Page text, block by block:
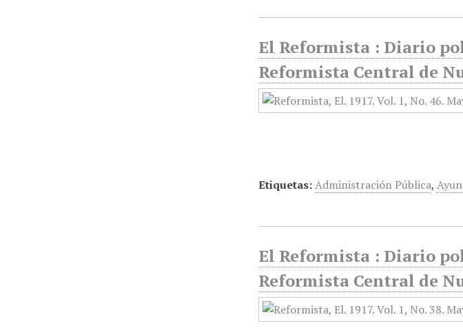
El Reformista : Diario
Reformista Central de
Etiquetas:Administración Pública,
El Reformista : Diario
Reformista Central de